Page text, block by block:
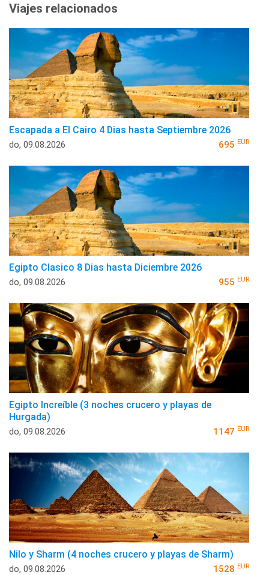
Viajes relacionados
Escapada a El Cairo 4 Dias hasta Septiembre 2026
do, 09.08.2026 695 EUR
Egipto Clasico 8 Dias hasta Diciembre 2026
do, 09.08.2026 955 EUR
Egipto Increíble (3 noches crucero y playas de
Hurgada)
do, 09.08.2026 1147 EUR
Nilo y Sharm (4 noches crucero y playas de Sharm)
do, 09.08.2026 1528 EUR